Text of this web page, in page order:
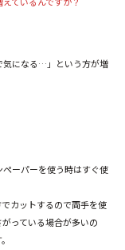
気になる…」という方が増
ーパーを使う時はすぐ使
カットするので両手を使
っている場合が多いの